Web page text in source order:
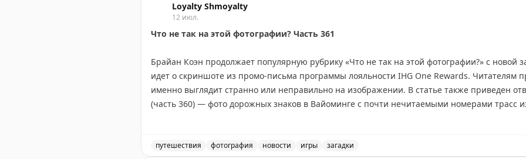
Andrew Kunesh
Loyalty Shmoyalty
12 июл.
Что не так на этой фотографии? Часть 361
Брайан Коэн продолжает популярную рубрику «Что не так на этой фотографии?» с новой
идет о скриншоте из промо-письма программы лояльности IHG One Rewards. Читателям
именно выглядит странно или неправильно на изображении. В статье также приведен
(часть 360) — фото дорожных знаков в Вайоминге с почти нечитаемыми номерами трасс
The Gate with Brian Cohen| Original
путешествия фотография новости игры загадки